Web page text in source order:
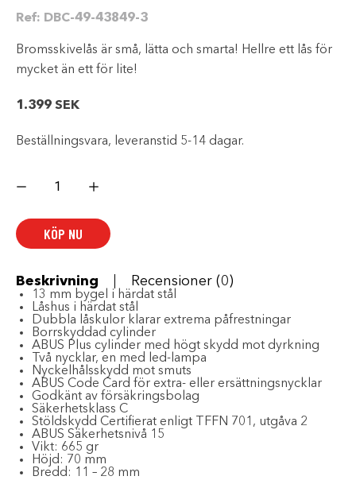
Ref: DBC-49-43849-3
Bromsskivelås är små, lätta och smarta! Hellre ett lås för
mycket än ett för lite!
1.399 SEK
Beställningsvara, leveranstid 5-14 dagar.
Granit
Bromsskivelås
mängd
KÖP NU
Beskrivning Recensioner (0)
13 mm bygel i härdat stål
Låshus i härdat stål
Dubbla låskulor klarar extrema påfrestningar
Borrskyddad cylinder
ABUS Plus cylinder med högt skydd mot dyrkning
Två nycklar, en med led-lampa
Nyckelhålsskydd mot smuts
ABUS Code Card för extra- eller ersättningsnycklar
Godkänt av försäkringsbolag
Säkerhetsklass C
Stöldskydd Certifierat enligt TFFN 701, utgåva 2
ABUS Säkerhetsnivå 15
Vikt: 665 gr
Höjd: 70 mm
Bredd: 11 – 28 mm